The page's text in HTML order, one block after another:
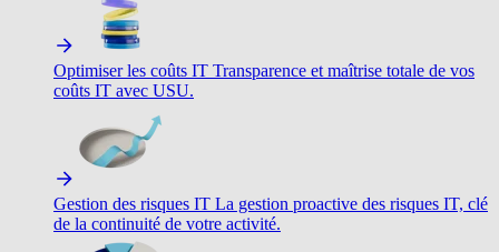
Optimiser les coûts IT Transparence et maîtrise totale de vos
coûts IT avec USU.
Gestion des risques IT La gestion proactive des risques IT, clé
de la continuité de votre activité.